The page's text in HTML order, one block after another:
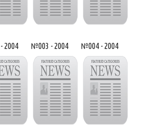
2004 №003 - 2004 №004 - 2004